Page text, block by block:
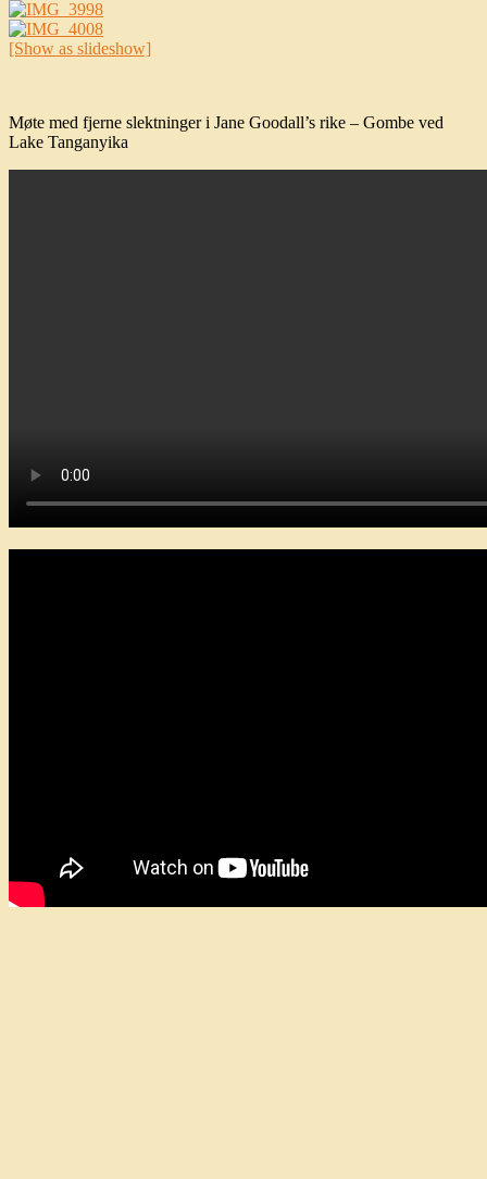
[Show as slideshow]
Møte med fjerne slektninger i Jane Goodall’s rike – Gombe ved
Lake Tanganyika